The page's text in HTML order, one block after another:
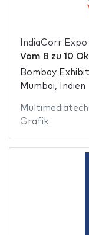
IndiaCorr
Vom 8 zu 10
Bombay
Mumbai, Indien
Grafik